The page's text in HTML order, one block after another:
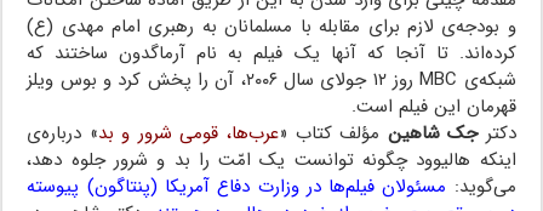
و بودجه‌ی لازم برای مقابله با مسلمانان به رهبری امام مهدی (ع)
کرده‌اند. تا آنجا که آنها یک فیلم به نام آرماگدون ساختند که
شبکه‌ی MBC روز ۱۲ جولای سال ۲۰۰۶، آن را پخش کرد و بوس ویلز
قهرمان این فیلم است.
دکترجک شاهین مؤلف کتاب «عرب‌ها، قومی شرور و بد» درباره‌ی
اینکه هالیوود چگونه توانست یک امّت را بد و شرور جلوه دهد،
می‌گوید: مسئولان فیلم‌ها در وزارت دفاع آمریکا (پنتاگون) پیوسته